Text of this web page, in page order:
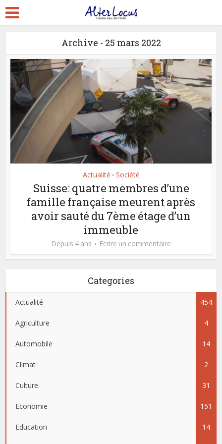
Archive - 25 mars 2022
Actualité • Société
Suisse: quatre membres d’une
famille française meurent après
avoir sauté du 7ème étage d’un
immeuble
Depuis 4 ans Ecrire un commentaire
Categories
Actualité 454
Agriculture 4
Automobile 14
Climat 2
Culture 31
Economie 151
Education 14